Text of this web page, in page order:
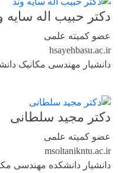
دکتر حبیب اله سایه
عضو کمیته علمی
hsayehbasu.ac.ir
دانشیار مهندسی مکانیک
دکتر مجید سلطانی
عضو کمیته علمی
msoltanikntu.ac.ir
دانشیار دانشکده مهندسی